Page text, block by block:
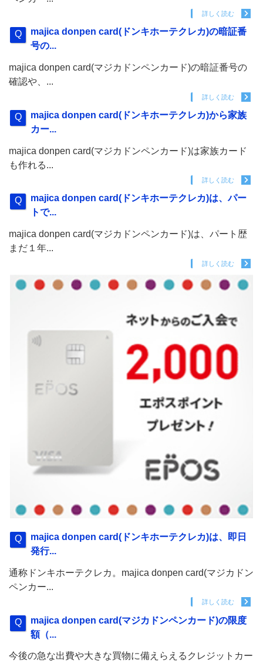
詳しく読む
majica donpen card(ドンキホーテクレカ)の暗証番
号の...
majica donpen card(マジカドンペンカード)の暗証番号の
確認や、...
詳しく読む
majica donpen card(ドンキホーテクレカ)から家族
カー...
majica donpen card(マジカドンペンカード)は家族カード
も作れる...
詳しく読む
majica donpen card(ドンキホーテクレカ)は、パー
トで...
majica donpen card(マジカドンペンカード)は、パート歴
まだ１年...
詳しく読む
majica donpen card(ドンキホーテクレカ)は、即日
発行...
通称ドンキホーテクレカ。majica donpen card(マジカドン
ペンカー...
詳しく読む
majica donpen card(マジカドンペンカード)の限度
額（...
今後の急な出費や大きな買物に備えらえるクレジットカー